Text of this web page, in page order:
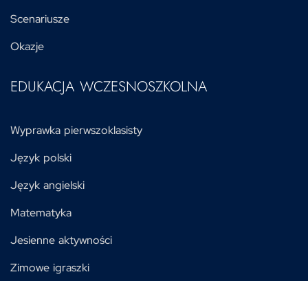
Scenariusze
Okazje
EDUKACJA WCZESNOSZKOLNA
Wyprawka pierwszoklasisty
Język polski
Język angielski
Matematyka
Jesienne aktywności
Zimowe igraszki